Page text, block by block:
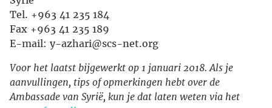
Tel. +963 41 235 184
Fax +963 41 235 189
E-mail: y-azhari@scs-net.org
Voor het laatst bijgewerkt op 1 januari 2018. Als je
aanvullingen, tips of opmerkingen hebt over de
Ambassade van Syrië, kun je dat laten weten via het